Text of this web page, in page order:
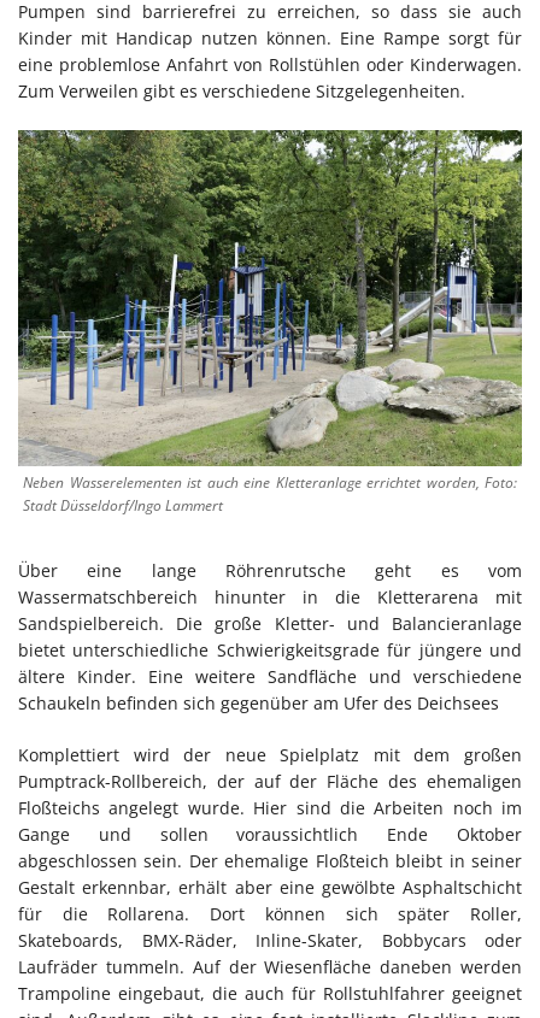
Pumpen sind barrierefrei zu erreichen, so dass sie auch
Kinder mit Handicap nutzen können. Eine Rampe sorgt für
eine problemlose Anfahrt von Rollstühlen oder Kinderwagen.
Zum Verweilen gibt es verschiedene Sitzgelegenheiten.
Neben Wasserelementen ist auch eine Kletteranlage errichtet worden, Foto:
Stadt Düsseldorf/Ingo Lammert
Über eine lange Röhrenrutsche geht es vom
Wassermatschbereich hinunter in die Kletterarena mit
Sandspielbereich. Die große Kletter- und Balancieranlage
bietet unterschiedliche Schwierigkeitsgrade für jüngere und
ältere Kinder. Eine weitere Sandfläche und verschiedene
Schaukeln befinden sich gegenüber am Ufer des Deichsees
Komplettiert wird der neue Spielplatz mit dem großen
Pumptrack-Rollbereich, der auf der Fläche des ehemaligen
Floßteichs angelegt wurde. Hier sind die Arbeiten noch im
Gange und sollen voraussichtlich Ende Oktober
abgeschlossen sein. Der ehemalige Floßteich bleibt in seiner
Gestalt erkennbar, erhält aber eine gewölbte Asphaltschicht
für die Rollarena. Dort können sich später Roller,
Skateboards, BMX-Räder, Inline-Skater, Bobbycars oder
Laufräder tummeln. Auf der Wiesenfläche daneben werden
Trampoline eingebaut, die auch für Rollstuhlfahrer geeignet